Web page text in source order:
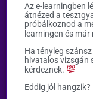
Az e-learningben
átnézed a
próbálkoznod a
learningen és
Ha tényleg
hivatalos vizsgán
kérdeznek.
Eddig jól hangzik?